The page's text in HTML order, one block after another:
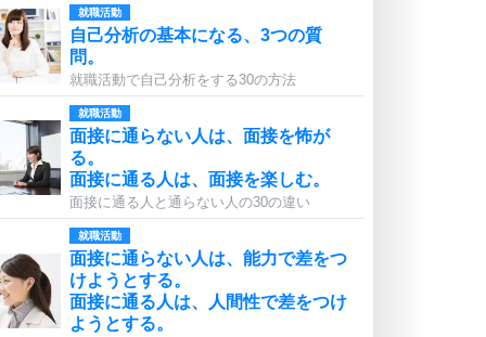
就職活動
自己分析の基本になる、3つの質
問。
就職活動で自己分析をする30の方法
就職活動
面接に通らない人は、面接を怖が
る。
面接に通る人は、面接を楽しむ。
面接に通る人と通らない人の30の違い
就職活動
面接に通らない人は、能力で差をつ
けようとする。
面接に通る人は、人間性で差をつけ
ようとする。